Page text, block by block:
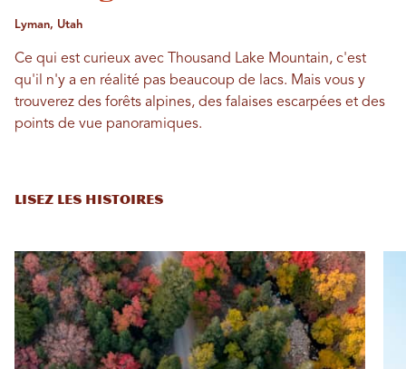
Lyman, Utah
Ce qui est curieux avec Thousand Lake Mountain, c'est
qu'il n'y a en réalité pas beaucoup de lacs. Mais vous y
trouverez des forêts alpines, des falaises escarpées et des
points de vue panoramiques.
LISEZ LES HISTOIRES